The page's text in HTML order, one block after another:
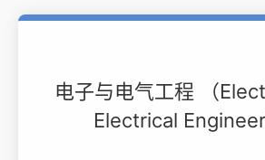
电子与电气工程 （
Electrical